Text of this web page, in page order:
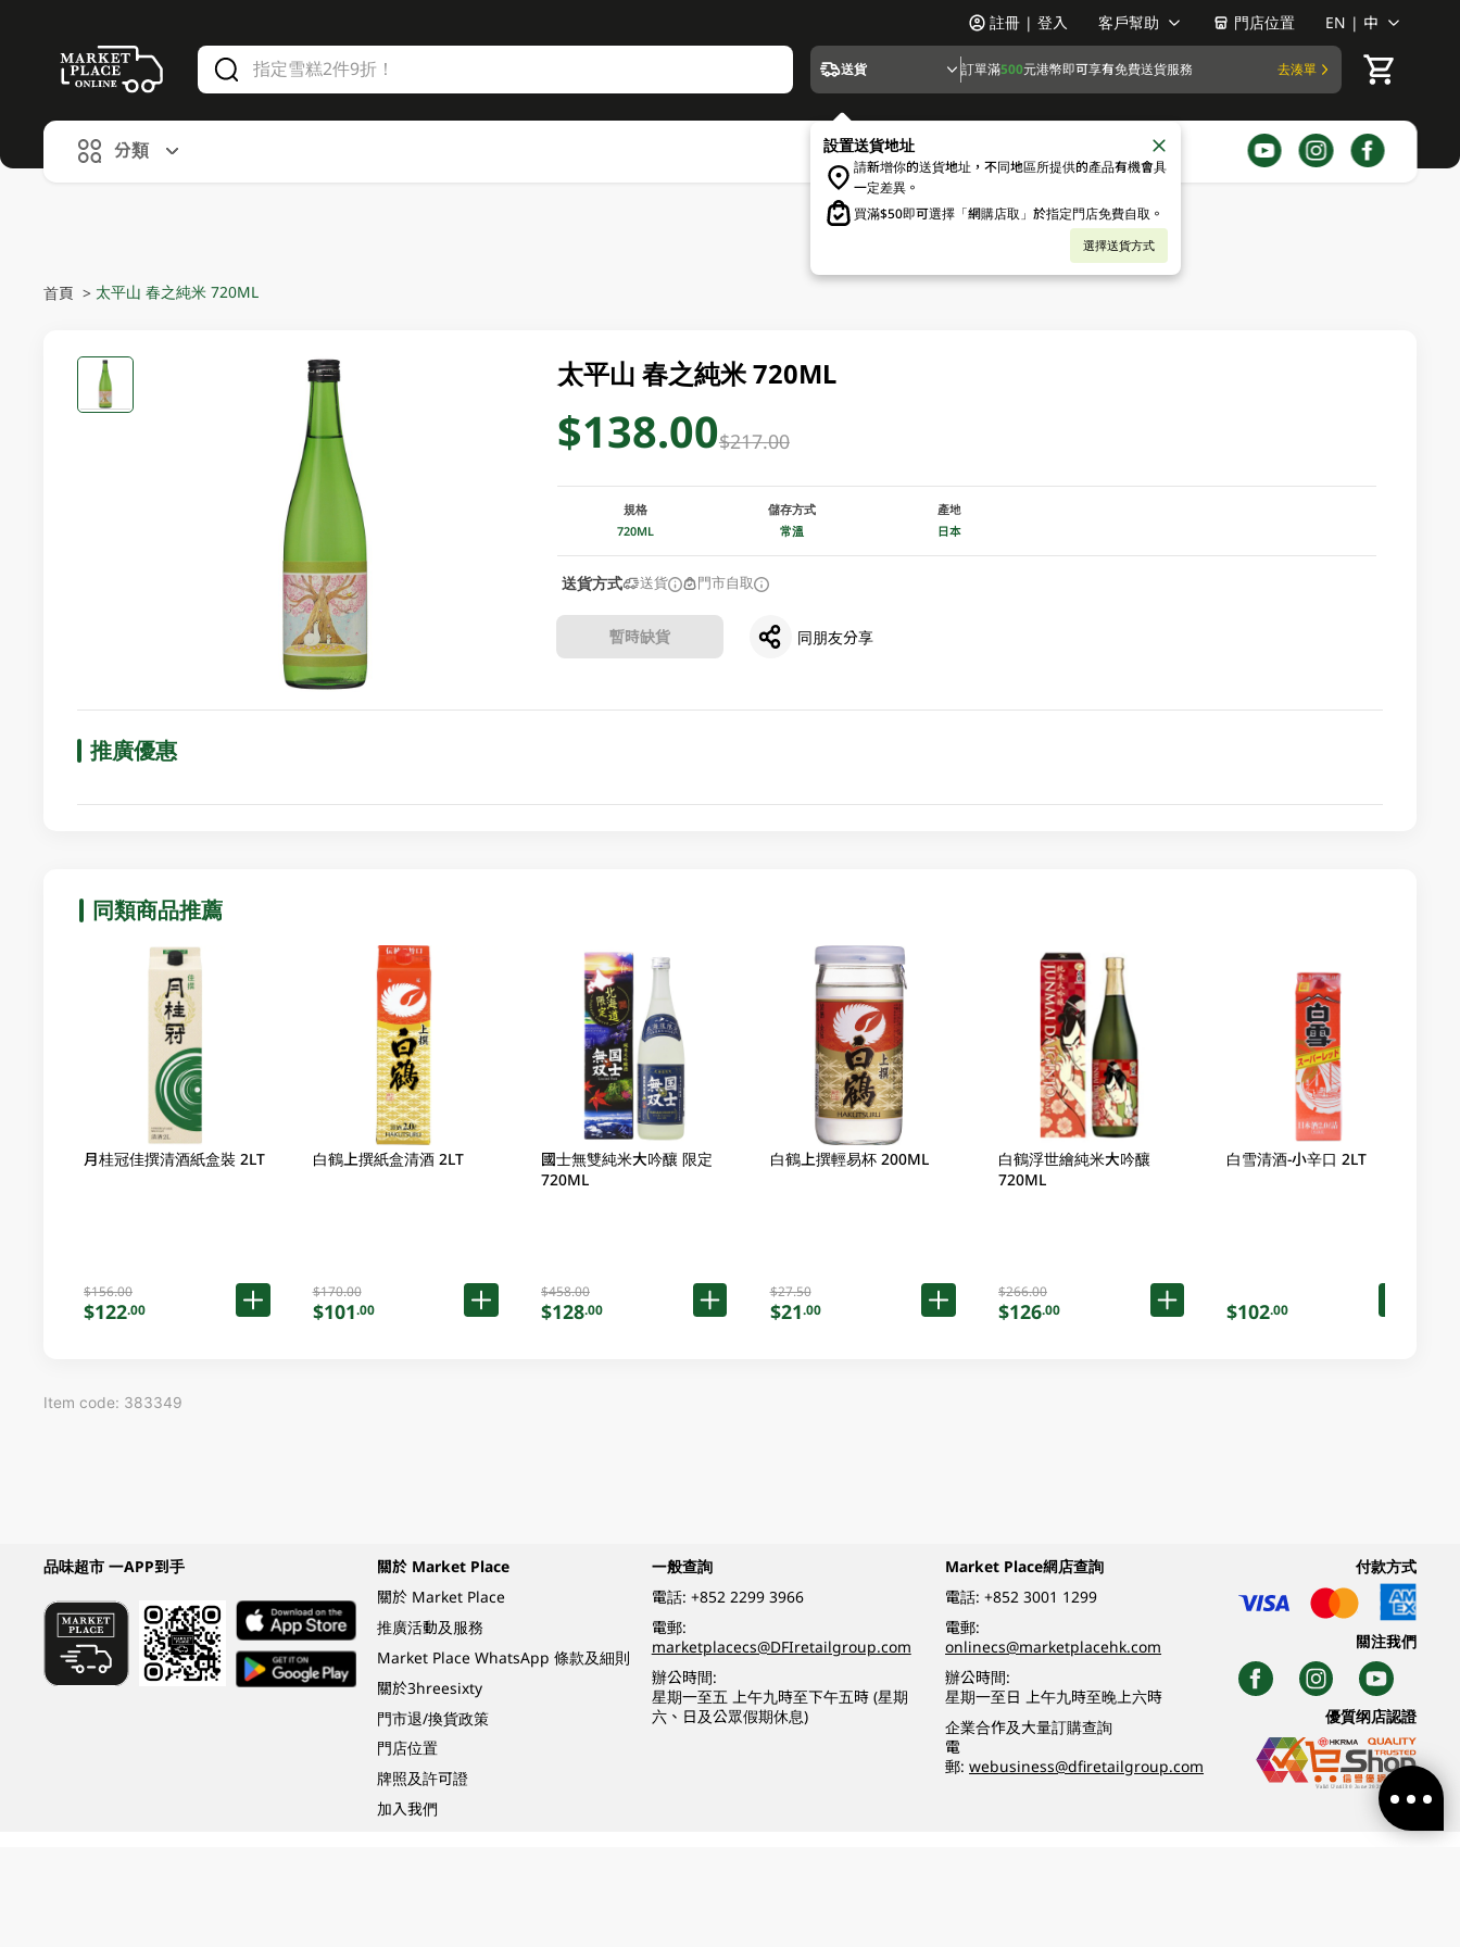
alid Until 30 June 2026
註冊 | 登入 客戶幫助 門店位置 EN | 中
送貨 訂單滿500元港幣即可享有免費送貨服務 去湊單
設置送貨地址
請新增你的送貨地址，不同地區所提供的產品有機會具
一定差異。
買滿$50即可選擇「網購店取」於指定門店免費自取。
選擇送貨方式
分類
首頁 > 太平山 春之純米 720ML
太平山 春之純米 720ML
$138.00$217.00
規格
720ML
儲存方式
常溫
產地
日本
送貨方式 送貨 門市自取
暫時缺貨 同朋友分享
推廣優惠
同類商品推薦
月桂冠佳撰清酒紙盒裝 2LT
$156.00
$122.00
白鶴上撰紙盒清酒 2LT
$170.00
$101.00
國士無雙純米大吟釀 限定
720ML
$458.00
$128.00
白鶴上撰輕易杯 200ML
$27.50
$21.00
白鶴浮世繪純米大吟釀
720ML
$266.00
$126.00
白雪清酒-小辛口 2LT
$102.00
Item code: 383349
品味超市 一APP到手
關於 Market Place
關於 Market Place
推廣活動及服務
Market Place WhatsApp 條款及細則
關於3hreesixty
門市退/換貨政策
門店位置
牌照及許可證
加入我們
一般查詢
電話: +852 2299 3966
電郵:
marketplacecs@DFIretailgroup.com
辦公時間:
星期一至五 上午九時至下午五時 (星期
六、日及公眾假期休息)
Market Place網店查詢
電話:+852 3001 1299
電郵:
onlinecs@marketplacehk.com
辦公時間:
星期一至日 上午九時至晚上六時
企業合作及大量訂購查詢
電
郵:webusiness@dfiretailgroup.com
付款方式
關注我們
優質纲店認證